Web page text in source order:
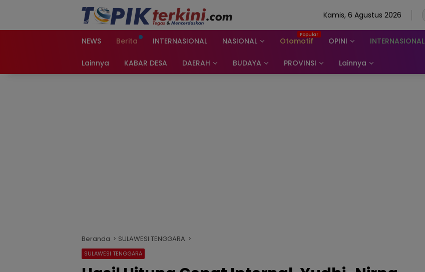
Kamis, 6 Agustus 2026
NEWS Berita INTERNASIONAL NASIONAL Otomotif OPINI INTERNASIONAL
Lainnya KABAR DESA DAERAH BUDAYA PROVINSI Lainnya
Beranda SULAWESI TENGGARA
SULAWESI TENGGARA